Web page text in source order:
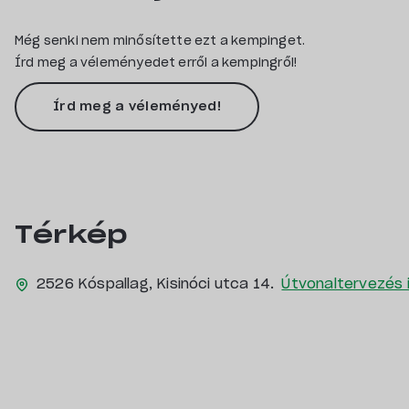
Még senki nem minősítette ezt a kempinget.
Írd meg a véleményedet erről a kempingről!
Írd meg a véleményed!
Térkép
2526 Kóspallag, Kisinóci utca 14. Útvonaltervezés